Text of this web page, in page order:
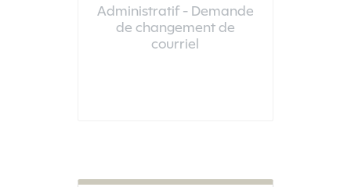
Administratif - Demande
de changement de
courriel